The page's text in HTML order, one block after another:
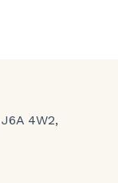
4W2,